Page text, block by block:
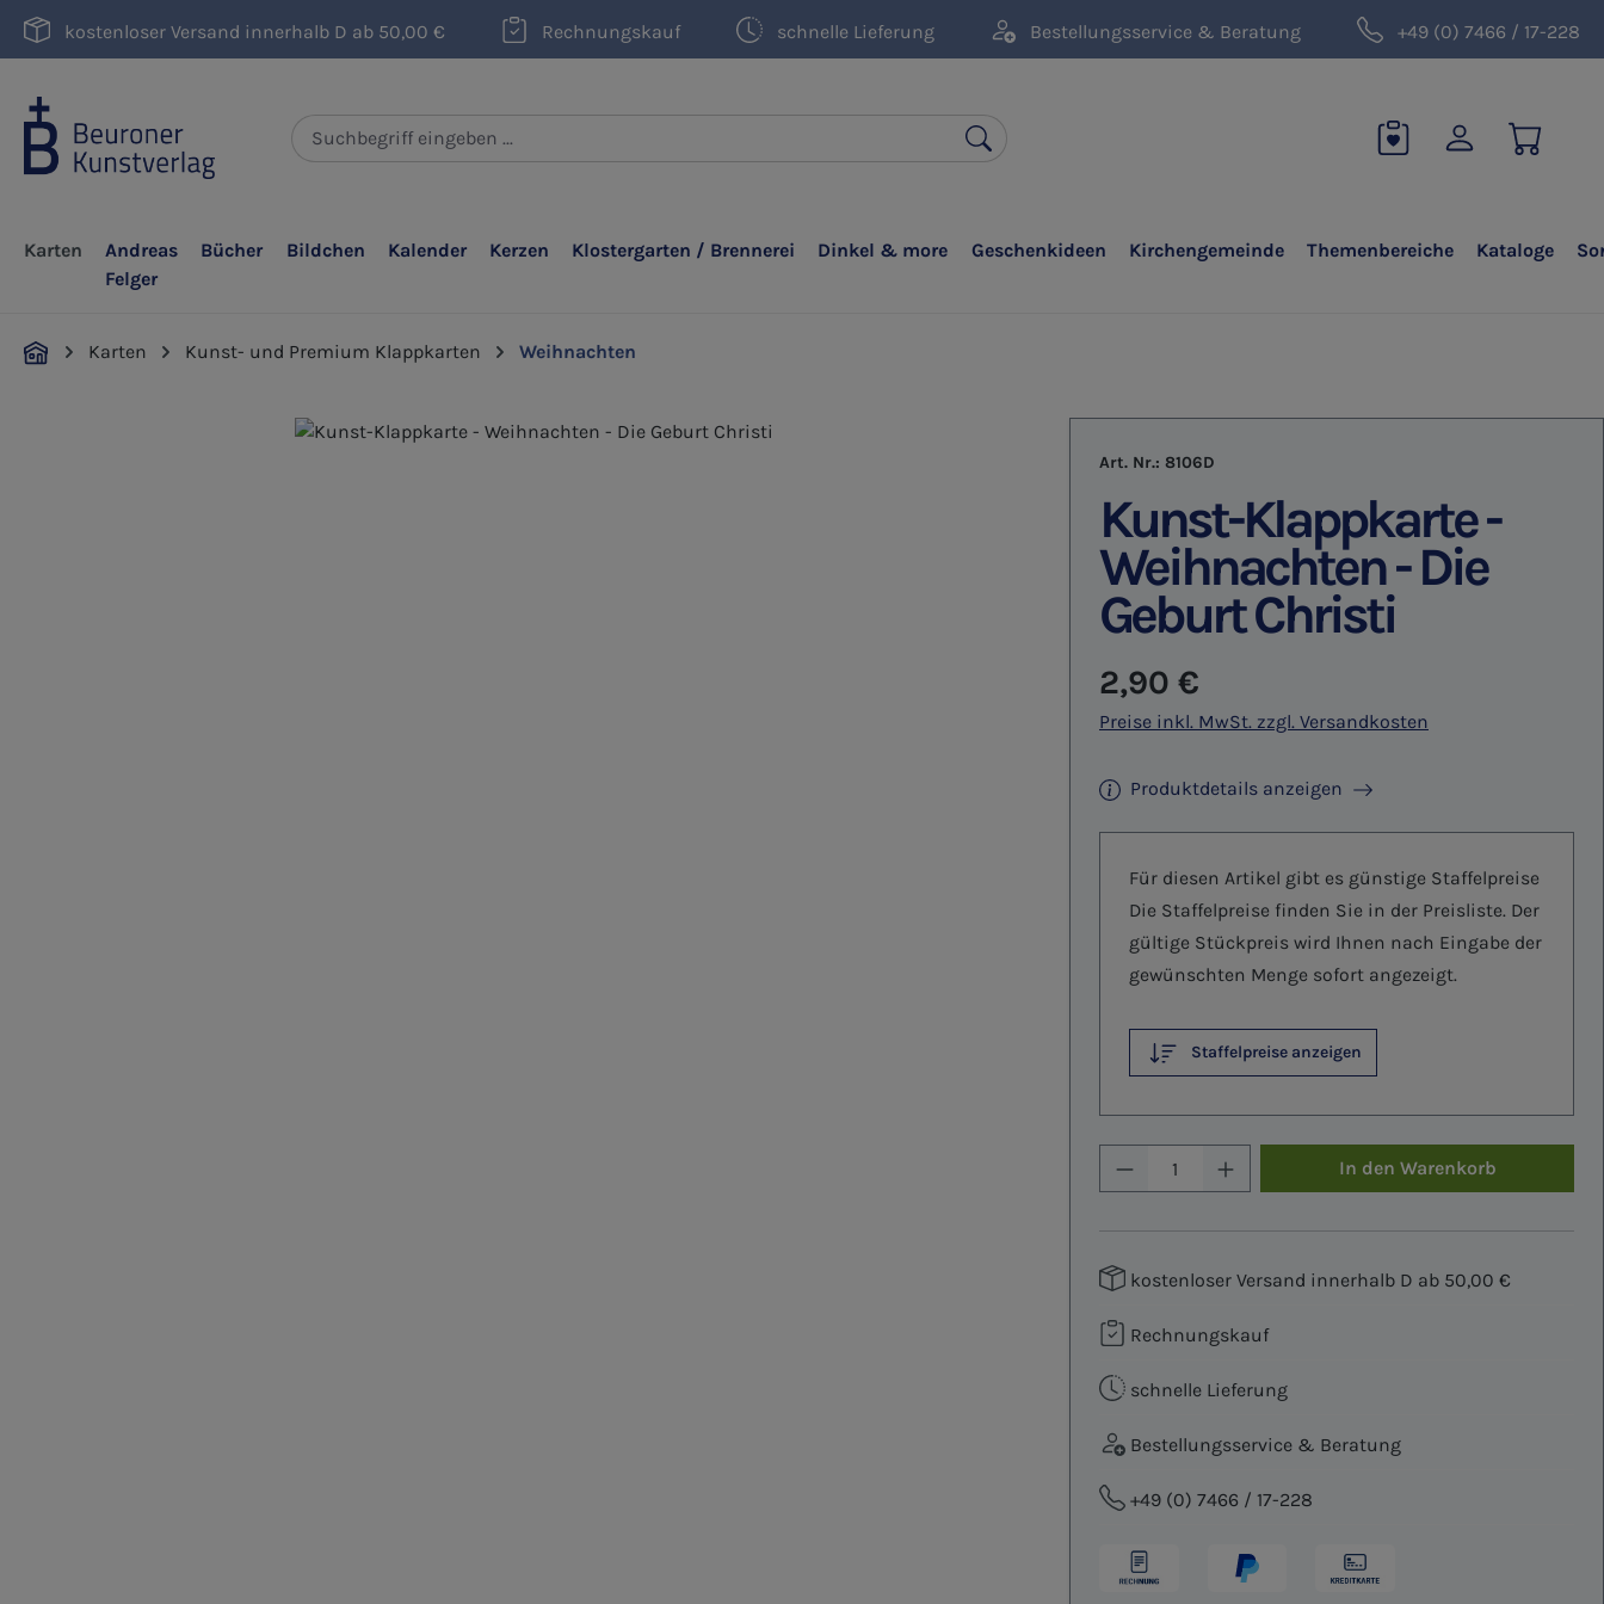
Hauptinhalt springen
Zur Suche springen
Zur Hauptnavigation springen
kostenloser Versand innerhalb D ab 50,00 € Rechnungskauf schnelle Lieferung Bestellungsservice & Beratung +49 (0) 7466 / 17-228
Karten
Andreas
Felger
Bücher Bildchen Kalender Kerzen Klostergarten / Brennerei Dinkel & more Geschenkideen Kirchengemeinde Themenbereiche Kataloge
Karten Kunst- und Premium Klappkarten Weihnachten
Art. Nr.: 8106D
Kunst-Klappkarte -
Weihnachten - Die
Geburt Christi
Regulärer Preis:
2,90 €
Preise inkl. MwSt. zzgl. Versandkosten
Produktdetails anzeigen
Für diesen Artikel gibt es günstige Staffelpreise
Die Staffelpreise finden Sie in der Preisliste. Der
gültige Stückpreis wird Ihnen nach Eingabe der
gewünschten Menge sofort angezeigt.
Staffelpreise anzeigen
Produkt Anzahl: Gib den
In den Warenkorb
kostenloser Versand innerhalb D ab 50,00 €
Rechnungskauf
schnelle Lieferung
Bestellungsservice & Beratung
+49 (0) 7466 / 17-228